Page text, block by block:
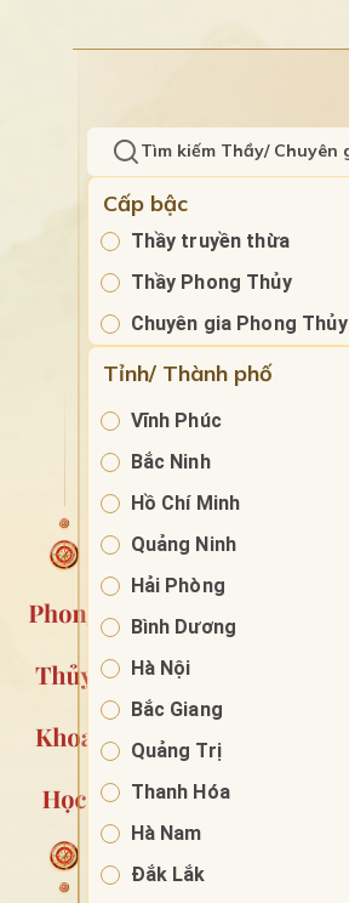
Cấp bậc
Thầy truyền thừa
Thầy Phong Thủy
Chuyên gia Phong Thủy
Tỉnh/ Thành phố
Vĩnh Phúc
Bắc Ninh
Hồ Chí Minh
Quảng Ninh
Hải Phòng
Bình Dương
Hà Nội
Bắc Giang
Quảng Trị
Thanh Hóa
Hà Nam
Đắk Lắk